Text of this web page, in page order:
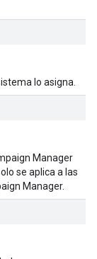
lo asigna.
Manager
se aplica a las
Manager.